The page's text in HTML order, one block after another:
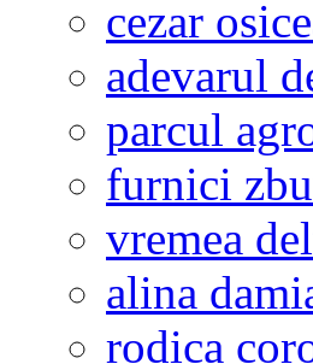
cezar
adevarul
parcul
furnici
vremea
alina
rodica